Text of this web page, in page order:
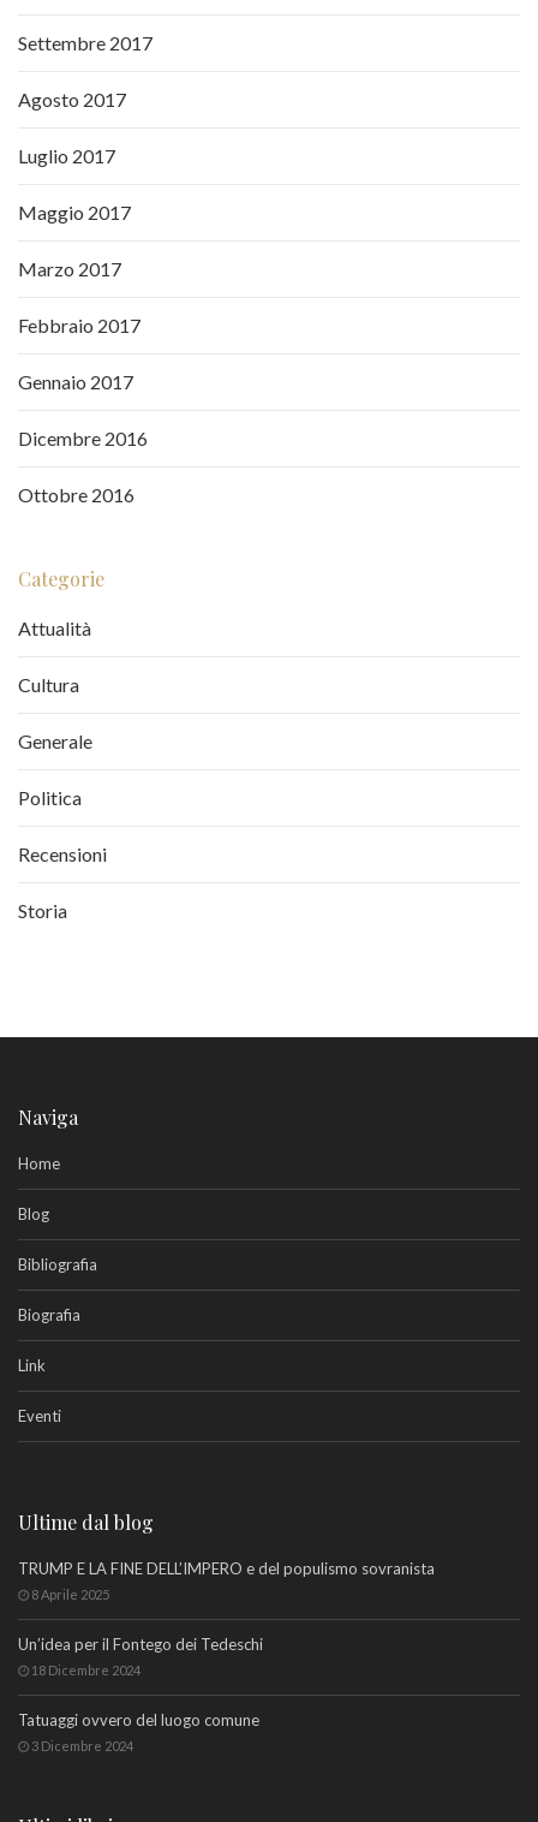
Settembre 2017
Agosto 2017
Luglio 2017
Maggio 2017
Marzo 2017
Febbraio 2017
Gennaio 2017
Dicembre 2016
Ottobre 2016
Categorie
Attualità
Cultura
Generale
Politica
Recensioni
Storia
Naviga
Home
Blog
Bibliografia
Biografia
Link
Eventi
Ultime dal blog
TRUMP E LA FINE DELL’IMPERO e del populismo sovranista
8 Aprile 2025
Un’idea per il Fontego dei Tedeschi
18 Dicembre 2024
Tatuaggi ovvero del luogo comune
3 Dicembre 2024